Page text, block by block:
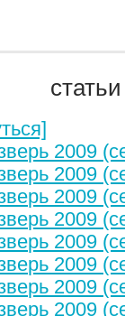
2009
2009
2009
2009
2009
2009
2009
2009